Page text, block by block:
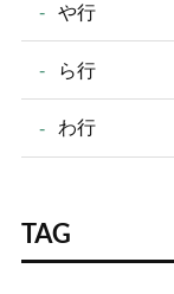
や行
ら行
わ行
TAG